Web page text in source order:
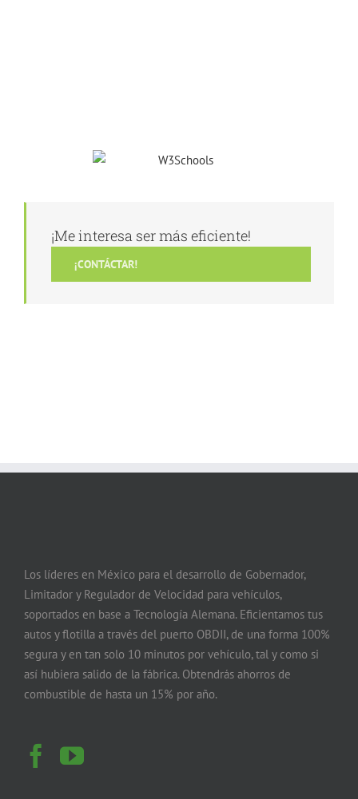
¡Me interesa ser más eficiente!
¡CONTÁCTAR!
Los líderes en México para el desarrollo de Gobernador,
Limitador y Regulador de Velocidad para vehículos,
soportados en base a Tecnología Alemana. Eficientamos tus
autos y flotilla a través del puerto OBDII, de una forma 100%
segura y en tan solo 10 minutos por vehículo, tal y como si
así hubiera salido de la fábrica. Obtendrás ahorros de
combustible de hasta un 15% por año.